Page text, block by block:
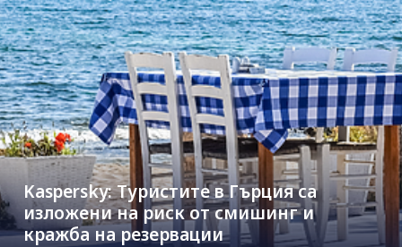
Kaspersky: Туристите в Гърция са
изложени на риск от смишинг и
кражба на резервации